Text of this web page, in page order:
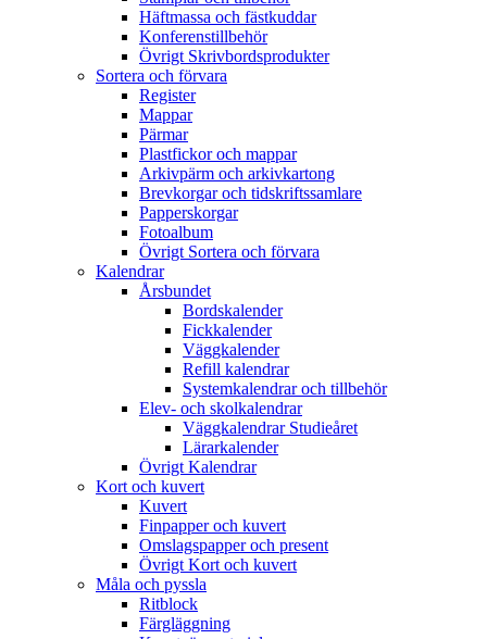
Häftmassa och fästkuddar
Konferenstillbehör
Övrigt Skrivbordsprodukter
Sortera och förvara
Register
Mappar
Pärmar
Plastfickor och mappar
Arkivpärm och arkivkartong
Brevkorgar och tidskriftssamlare
Papperskorgar
Fotoalbum
Övrigt Sortera och förvara
Kalendrar
Årsbundet
Bordskalender
Fickkalender
Väggkalender
Refill kalendrar
Systemkalendrar och tillbehör
Elev- och skolkalendrar
Väggkalendrar Studieåret
Lärarkalender
Övrigt Kalendrar
Kort och kuvert
Kuvert
Finpapper och kuvert
Omslagspapper och present
Övrigt Kort och kuvert
Måla och pyssla
Ritblock
Färgläggning